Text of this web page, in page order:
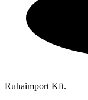
Ruhaimport Kft.